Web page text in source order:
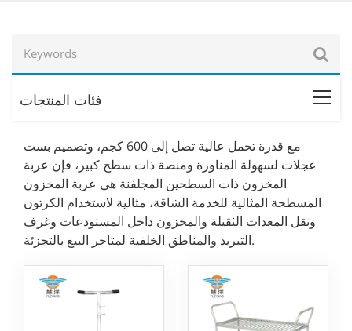
فئات المنتجات
مع قدرة تحمل عالية تصل إلى 600 كجم، وتصميم بست
عجلات لسهولة المناورة ومنصة ذات سطح كبير، فإن عربة
المخزون ذات السطحين المجلفنة هي عربة المخزون
المسطحة المثالية للخدمة الشاقة، مثالية لاستخدام الكرتون
ونقل المعدات الثقيلة والمخزون داخل المستودعات وغرف
التبريد والمناطق الخلفية لمتاجر البيع بالتجزئة.